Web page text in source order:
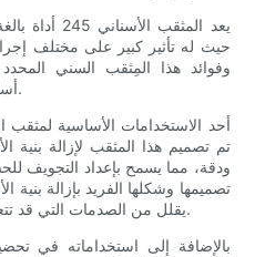
يعد المثقب
حيث له تأثير كبير على مختلف
وفوائد هذا المِثقب السني
أساسية في أي ممارسة طب الأسنان.
تم تصميم هذا المثقب لإزالة بنية
ودقة، مما يسمح بإعداد التجويف
تصميمها وشكلها الفريد بإزالة بنية
يقلل من الصدمات التي قد تتعرض لها الأنسجة السليمة المحيطة.
بالإضافة إلى استخداماته في